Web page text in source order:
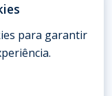
para garantir